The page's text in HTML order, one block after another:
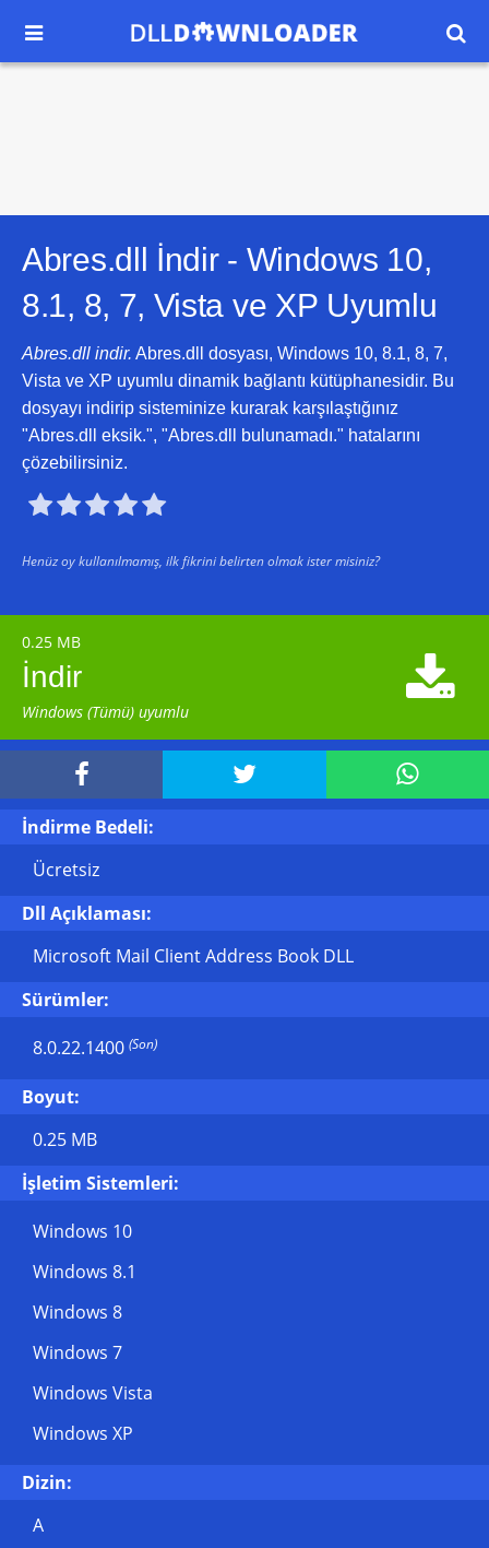
 
Abres.dll İndir - Windows 10,
8.1, 8, 7, Vista ve XP Uyumlu
Abres.dll indir. Abres.dll dosyası, Windows 10, 8.1, 8, 7,
Vista ve XP uyumlu dinamik bağlantı kütüphanesidir. Bu
dosyayı indirip sisteminize kurarak karşılaştığınız
"Abres.dll eksik.", "Abres.dll bulunamadı." hatalarını
çözebilirsiniz.

Henüz oy kullanılmamış, ilk fikrini belirten olmak ister misiniz?
0.25 MB
İndir
Windows (Tümü) uyumlu

  
İndirme Bedeli:
Ücretsiz
Dll Açıklaması:
Microsoft Mail Client Address Book DLL
Sürümler:
8.0.22.1400 (Son)
Boyut:
0.25 MB
İşletim Sistemleri:
Windows 10
Windows 8.1
Windows 8
Windows 7
Windows Vista
Windows XP
Dizin:
A